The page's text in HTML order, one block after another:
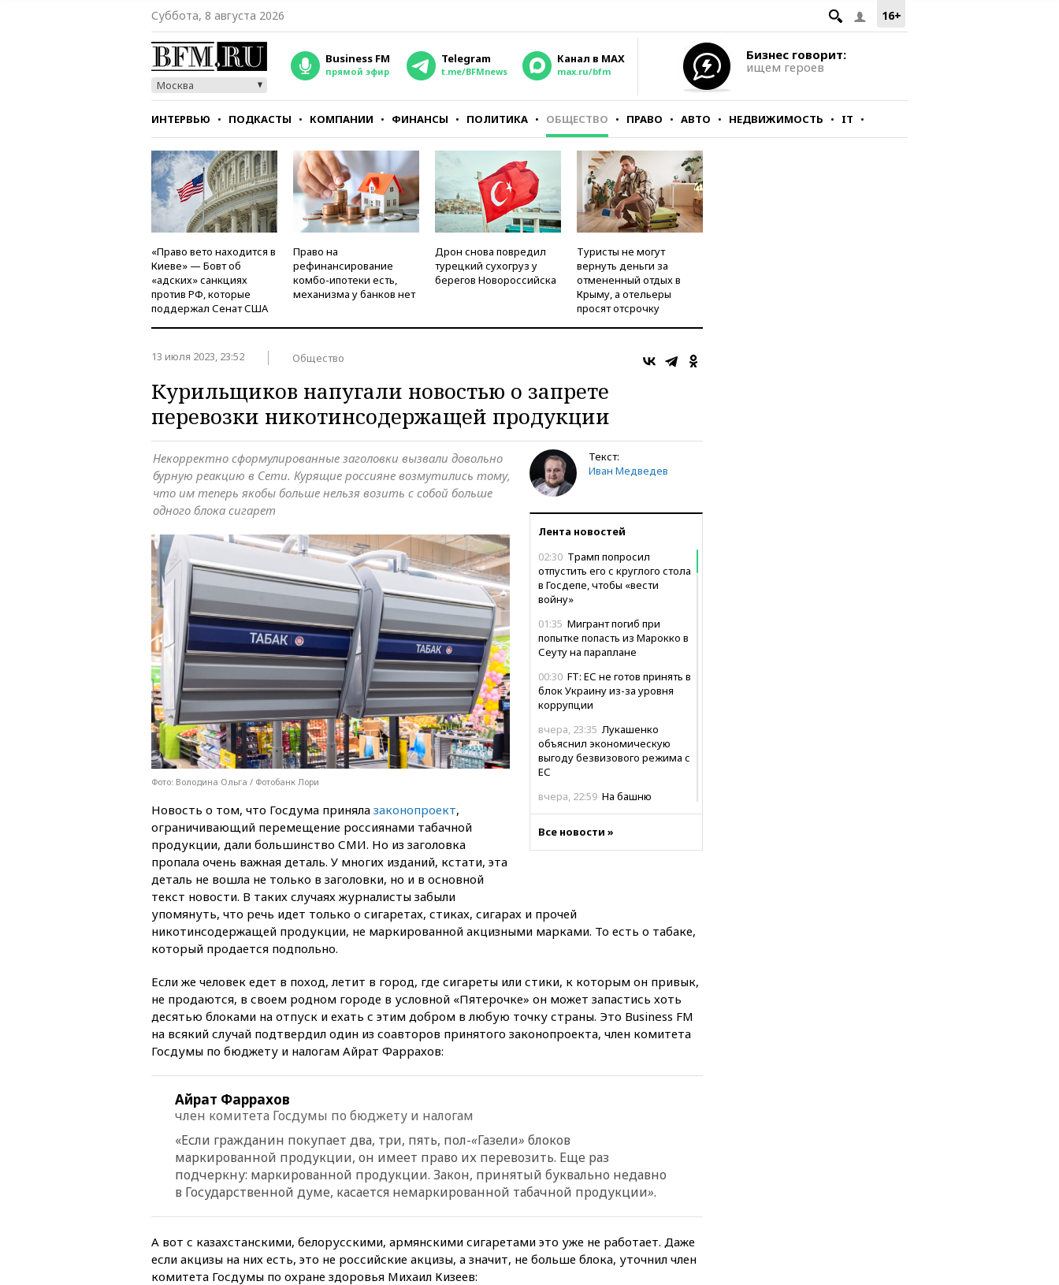
16+
Суббота, 8 августа 2026
Москва
Business FM
прямой эфир
Telegram
t.me/BFMnews
Канал в MAX
max.ru/bfm
Бизнес говорит:
ищем героев
ИНТЕРВЬЮ ПОДКАСТЫ КОМПАНИИ ФИНАНСЫ ПОЛИТИКА ОБЩЕСТВО ПРАВО АВТО НЕДВИЖИМОСТЬ IT
СТИЛЬ ТЕСТЫ
«Право вето находится в
Киеве» — Бовт об
«адских» санкциях
против РФ, которые
поддержал Сенат США
Право на
рефинансирование
комбо-ипотеки есть,
механизма у банков нет
Дрон снова повредил
турецкий сухогруз у
берегов Новороссийска
Туристы не могут
вернуть деньги за
отмененный отдых в
Крыму, а отельеры
просят отсрочку
13 июля 2023, 23:52 Общество
Курильщиков напугали новостью о запрете
перевозки никотинсодержащей продукции
Текст:
Иван Медведев
Лента новостей
02:30 Трамп попросил
отпустить его с круглого стола
в Госдепе, чтобы «вести
войну»
01:35 Мигрант погиб при
попытке попасть из Марокко в
Сеуту на параплане
00:30 FT: ЕС не готов принять в
блок Украину из-за уровня
коррупции
вчера, 23:35 Лукашенко
объяснил экономическую
выгоду безвизового режима с
ЕС
вчера, 22:59 На башню
скульптуру балерины
вчера, 22:28
анонсировал скорое
вчера, 22:15 Три человека
получили ножевые ранения
при нападении в Чехии
вчера, 22:00Путин поручил
области
атак вглубь РФ
вчера, 21:35После пожара на
складе в Брянске возбудили
уголовное дело
РФ по гимнастике получили
официальный отказ в визах от
Хорватии
Все новости »
Некорректно сформулированные заголовки вызвали довольно
бурную реакцию в Сети. Курящие россияне возмутились тому,
что им теперь якобы больше нельзя возить с собой больше
одного блока сигарет
Фото: Володина Ольга / Фотобанк Лори
Новость о том, что Госдума приняла законопроект,
ограничивающий перемещение россиянами табачной
продукции, дали большинство СМИ. Но из заголовка
пропала очень важная деталь. У многих изданий, кстати, эта
деталь не вошла не только в заголовки, но и в основной
текст новости. В таких случаях журналисты забыли
упомянуть, что речь идет только о сигаретах, стиках, сигарах и прочей
никотинсодержащей продукции, не маркированной акцизными марками. То есть о табаке,
который продается подпольно.
Если же человек едет в поход, летит в город, где сигареты или стики, к которым он привык,
не продаются, в своем родном городе в условной «Пятерочке» он может запастись хоть
десятью блоками на отпуск и ехать с этим добром в любую точку страны. Это Business FM
на всякий случай подтвердил один из соавторов принятого законопроекта, член комитета
Госдумы по бюджету и налогам Айрат Фаррахов:
Айрат Фаррахов
член комитета Госдумы по бюджету и налогам
«Если гражданин покупает два, три, пять, пол-«Газели» блоков
маркированной продукции, он имеет право их перевозить. Еще раз
подчеркну: маркированной продукции. Закон, принятый буквально недавно
в Государственной думе, касается немаркированной табачной продукции».
А вот с казахстанскими, белорусскими, армянскими сигаретами это уже не работает. Даже
если акцизы на них есть, это не российские акцизы, а значит, не больше блока, уточнил член
комитета Госдумы по охране здоровья Михаил Кизеев: